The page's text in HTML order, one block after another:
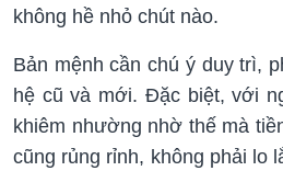
không hề nhỏ chút nào.
Bản mệnh cần chú ý duy trì,
hệ cũ và mới. Đặc biệt, với
khiêm nhường nhờ thế mà
cũng rủng rỉnh, không phải lo